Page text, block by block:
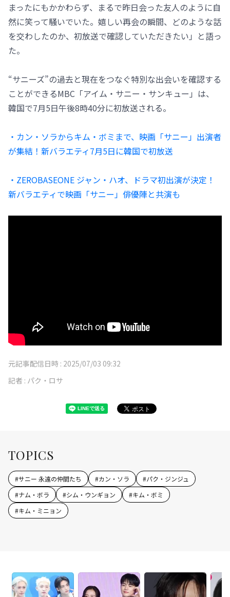
まったにもかかわらず、まるで昨日会った友人のように自
然に笑って騒いでいた。嬉しい再会の瞬間、どのような話
を交わしたのか、初放送で確認していただきたい」と語っ
た。
“サニーズ”の過去と現在をつなぐ特別な出会いを確認する
ことができるMBC「アイム・サニー・サンキュー」は、
韓国で7月5日午後8時40分に初放送される。
・カン・ソラからキム・ボミまで、映画「サニー」出演者
が集結！新バラエティ7月5日に韓国で初放送
・ZEROBASEONE ジャン・ハオ、ドラマ初出演が決定！
新バラエティで映画「サニー」俳優陣と共演も
元記事配信日時 : 2025/07/03 09:32
記者 : パク・ロサ
TOPICS
#サニー 永遠の仲間たち #カン・ソラ #パク・ジンジュ
#ナム・ボラ #シム・ウンギョン #キム・ボミ
#キム・ミニョン